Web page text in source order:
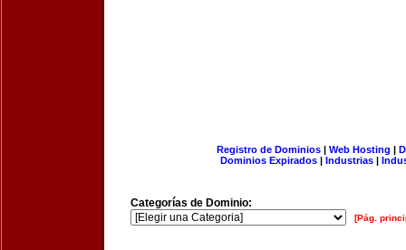
Registro de Dominios| Web Hosting |
Dominios Expirados | Industrias |
Categorías de Dominio:
[Pág.